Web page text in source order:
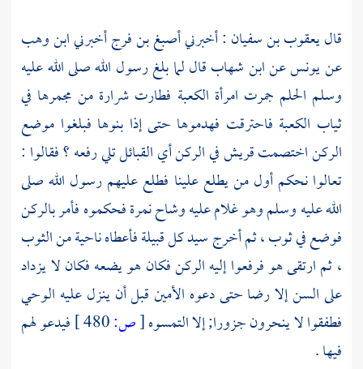
قاليعقوب بن سفيان : أخبرنيأصبغ بن فرجأخبرنيابن وهب
عنيونسعنابن شهابقال لما بلغ رسول الله صلى الله عليه
وسلم الحلم جمرت امرأة الكعبة فطارت شرارة من مجمرها في
ثياب الكعبة فاحترقت فهدموها حتى إذا بنوها فبلغوا موضع
الركن اختصمتقريشفي الركن أي القبائل تلي رفعه ؟ فقالوا :
تعالوا نحكم أول من يطلع علينا فطلع عليهم رسول الله صلى
الله عليه وسلم وهو غلام عليه وشاح نمرة فحكموه فأمر بالركن
فوضع في ثوب ، ثم أخرج سيد كل قبيلة فأعطاه ناحية من الثوب
، ثم ارتقى هو فرفعوا إليه الركن فكان هو يضعه فكان لا يزداد
على السن إلا رضا حتى دعوه الأمين قبل أن ينزل عليه الوحي
فطفقوا لا ينحرون جزورا; إلا التمسوه[ص:
فيدعو لهم
فيها .